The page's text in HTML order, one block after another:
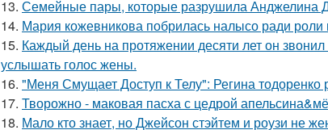
13. Семейные пары, которые разрушила Анджелина
14. Мария кожевникова побрилась налысо ради
15. Каждый день на протяжении десяти лет он
услышать голос жены.
16. "Меня Смущает Доступ к Телу": Регина тодоренко
17. Творожно - маковая пасха с цедрой
18. Мало кто знает, но Джейсон стэйтем и роузи не